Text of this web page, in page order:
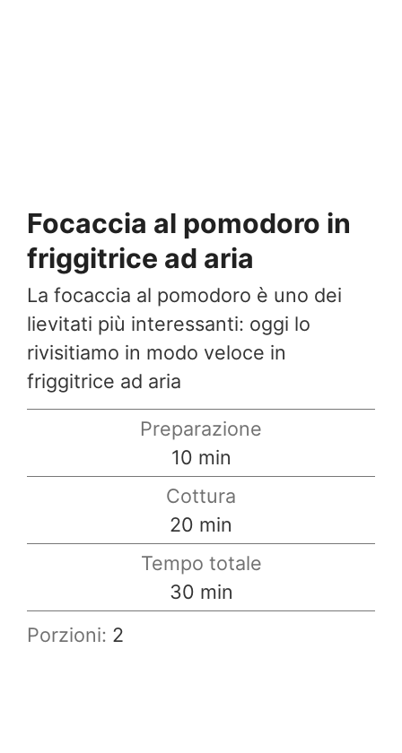
Focaccia al pomodoro in
friggitrice ad aria
La focaccia al pomodoro è uno dei
lievitati più interessanti: oggi lo
rivisitiamo in modo veloce in
friggitrice ad aria
Preparazione
10minuti
min
Cottura
20 minuti
min
Tempo totale
30minuti
min
Porzioni: 2